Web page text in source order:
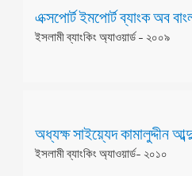
এক্সপোর্ট ইমপোর্ট ব্যাংক অব
ইসলামী ব্যাংকিং অ্যাওয়ার্ড - ২০০৯
অধ্যক্ষ সাইয়্যেদ কামালুদ্দীন
ইসলামী ব্যাংকিং অ্যাওয়ার্ড- ২০১০